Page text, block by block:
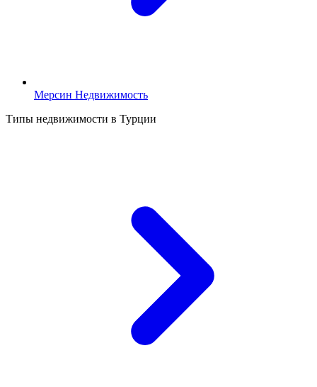
Мерсин Недвижимость
Типы недвижимости в Турции